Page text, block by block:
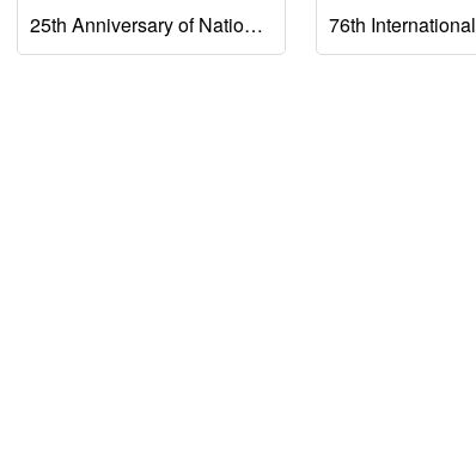
25th Anniversary of National Human Rights Commission Nepal, May 27 2025